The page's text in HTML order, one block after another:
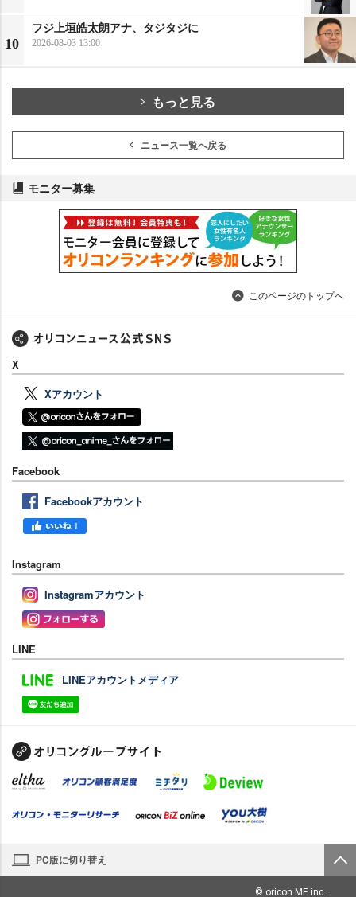
10
フジ上垣皓太朗アナ、タジタジに
2026-08-03 13:00
もっと見る
ニュース一覧へ戻る
モニター募集
このページのトップへ
X
Xアカウント
Facebook
Facebookアカウント
Instagram
Instagramアカウント
LINE
LINEアカウントメディア
PC版に切り替え
© oricon ME inc.